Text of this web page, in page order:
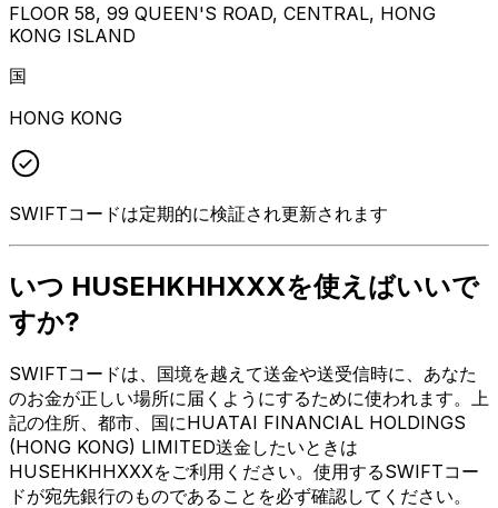
FLOOR 58, 99 QUEEN'S ROAD, CENTRAL, HONG
KONG ISLAND
国
HONG KONG
SWIFTコードは定期的に検証され更新されます
いつ HUSEHKHHXXXを使えばいいで
すか?
SWIFTコードは、国境を越えて送金や送受信時に、あなた
のお金が正しい場所に届くようにするために使われます。上
記の住所、都市、国にHUATAI FINANCIAL HOLDINGS
(HONG KONG) LIMITED送金したいときは
HUSEHKHHXXXをご利用ください。使用するSWIFTコー
ドが宛先銀行のものであることを必ず確認してください。